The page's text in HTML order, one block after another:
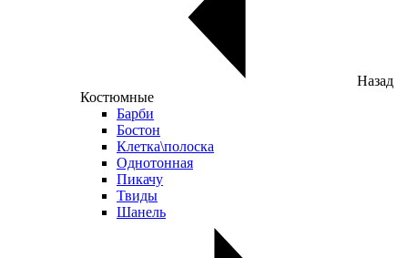
Назад
Костюмные
Барби
Бостон
Клетка\полоска
Однотонная
Пикачу
Твиды
Шанель